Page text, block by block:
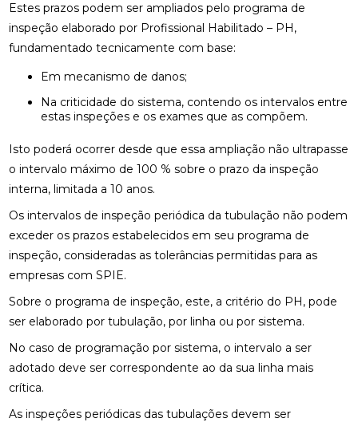
Estes prazos podem ser ampliados pelo programa de
inspeção elaborado por Profissional Habilitado – PH,
fundamentado tecnicamente com base:
Em mecanismo de danos;
Na criticidade do sistema, contendo os intervalos entre
estas inspeções e os exames que as compõem.
Isto poderá ocorrer desde que essa ampliação não ultrapasse
o intervalo máximo de 100 % sobre o prazo da inspeção
interna, limitada a 10 anos.
Os intervalos de inspeção periódica da tubulação não podem
exceder os prazos estabelecidos em seu programa de
inspeção, consideradas as tolerâncias permitidas para as
empresas com SPIE.
Sobre o programa de inspeção, este, a critério do PH, pode
ser elaborado por tubulação, por linha ou por sistema.
No caso de programação por sistema, o intervalo a ser
adotado deve ser correspondente ao da sua linha mais
crítica.
As inspeções periódicas das tubulações devem ser